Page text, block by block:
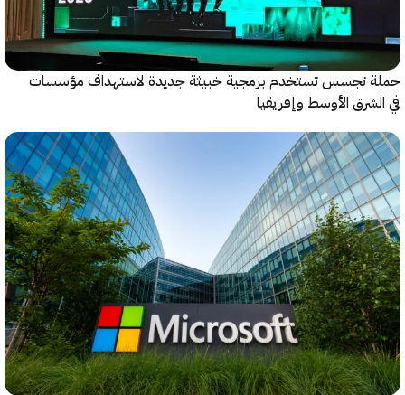
تجسس تستخدم برمجية خبيثة جديدة لاستهداف مؤسسات
الأوسط وإفريقيا